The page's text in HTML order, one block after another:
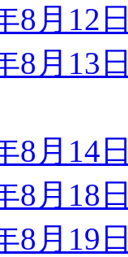
8月12
8月13
8月14
8月18
8月19